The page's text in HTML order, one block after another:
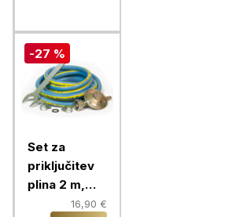
-27 %
Set za
priključitev
plina 2 m,
16,90 €